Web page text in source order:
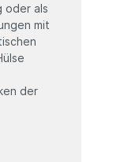
oder als
mit
der